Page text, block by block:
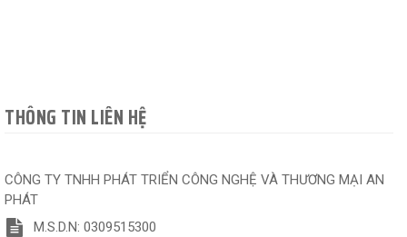
THÔNG TIN LIÊN HỆ
CÔNG TY TNHH PHÁT TRIỂN CÔNG NGHỆ VÀ THƯƠNG MẠI AN
PHÁT
M.S.D.N: 0309515300